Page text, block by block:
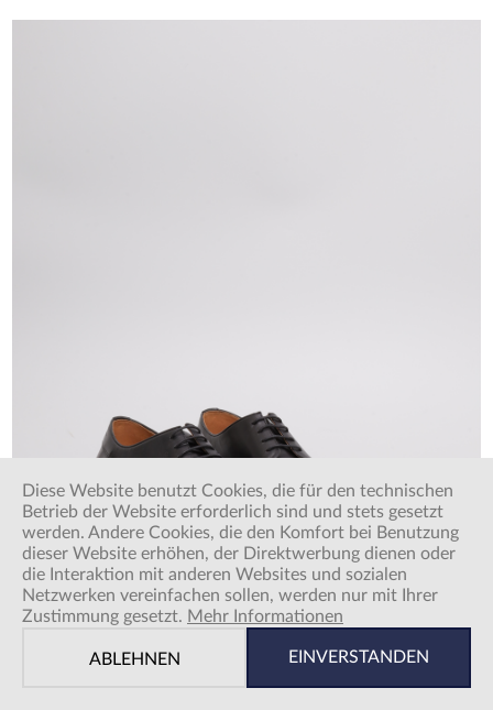
Sioux
Diese Website benutzt Cookies, die für den technischen
Betrieb der Website erforderlich sind und stets gesetzt
werden. Andere Cookies, die den Komfort bei Benutzung
dieser Website erhöhen, der Direktwerbung dienen oder
die Interaktion mit anderen Websites und sozialen
Netzwerken vereinfachen sollen, werden nur mit Ihrer
Zustimmung gesetzt. Mehr Informationen
ABLEHNEN EINVERSTANDEN